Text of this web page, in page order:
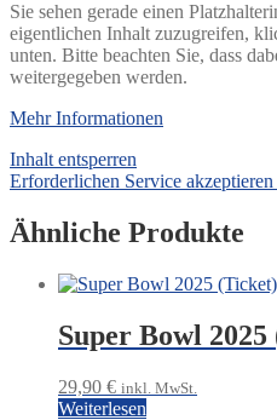
Sie sehen gerade einen
eigentlichen Inhalt zuzugreifen,
unten. Bitte beachten Sie, dass
weitergegeben werden.
Mehr Informationen
Inhalt entsperren
Erforderlichen Service
Ähnliche Produkte
Super Bowl
29,90 € inkl. MwSt.
Weiterlesen